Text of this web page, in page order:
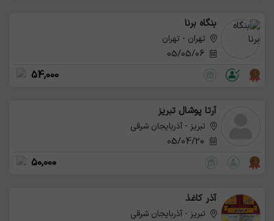
بنگاه برنا
تهران - تهران
05/05/06
54,000
آرتا پوشال تبریز
تبریز - آذربایجان شرقی
50,000
آذر کاغذ
تبریز - آذربایجان شرقی